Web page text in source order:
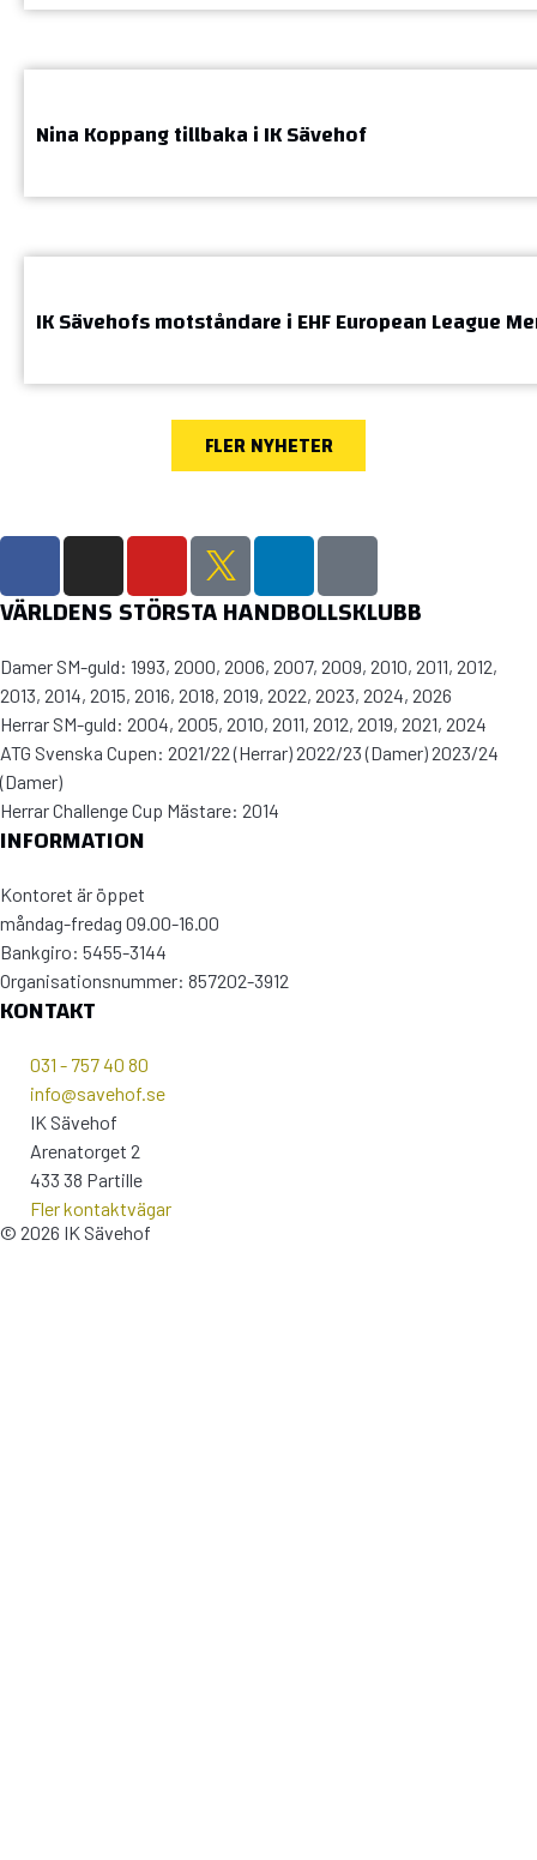
Nina Koppang tillbaka i IK Sävehof
IK Sävehofs motståndare i EHF European League
FLER NYHETER
VÄRLDENS STÖRSTA HANDBOLLSKLUBB
Damer SM-guld: 1993, 2000, 2006, 2007, 2009, 2010, 2011, 2012,
2013, 2014, 2015, 2016, 2018, 2019, 2022, 2023, 2024, 2026
Herrar SM-guld: 2004, 2005, 2010, 2011, 2012, 2019, 2021, 2024
ATG Svenska Cupen: 2021/22 (Herrar) 2022/23 (Damer) 2023/24
(Damer)
Herrar Challenge Cup Mästare: 2014
INFORMATION
Kontoret är öppet
måndag-fredag 09.00-16.00
Bankgiro: 5455-3144
Organisationsnummer: 857202-3912
KONTAKT
031 - 757 40 80
info@savehof.se
IK Sävehof
Arenatorget 2
433 38 Partille
Fler kontaktvägar
© 2026 IK Sävehof